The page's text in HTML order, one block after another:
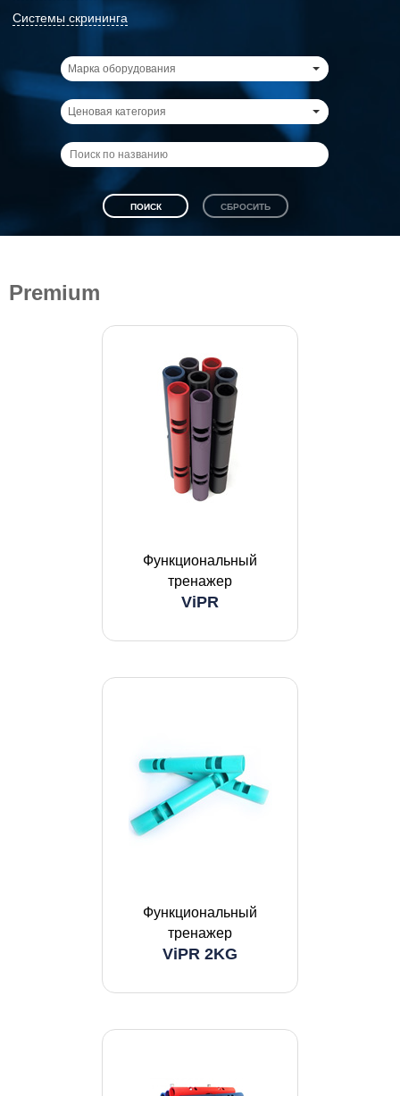
Системы скрининга
Марка оборудования
Ценовая категория
Premium
Функциональный
тренажер
ViPR
Функциональный
тренажер
ViPR 2KG